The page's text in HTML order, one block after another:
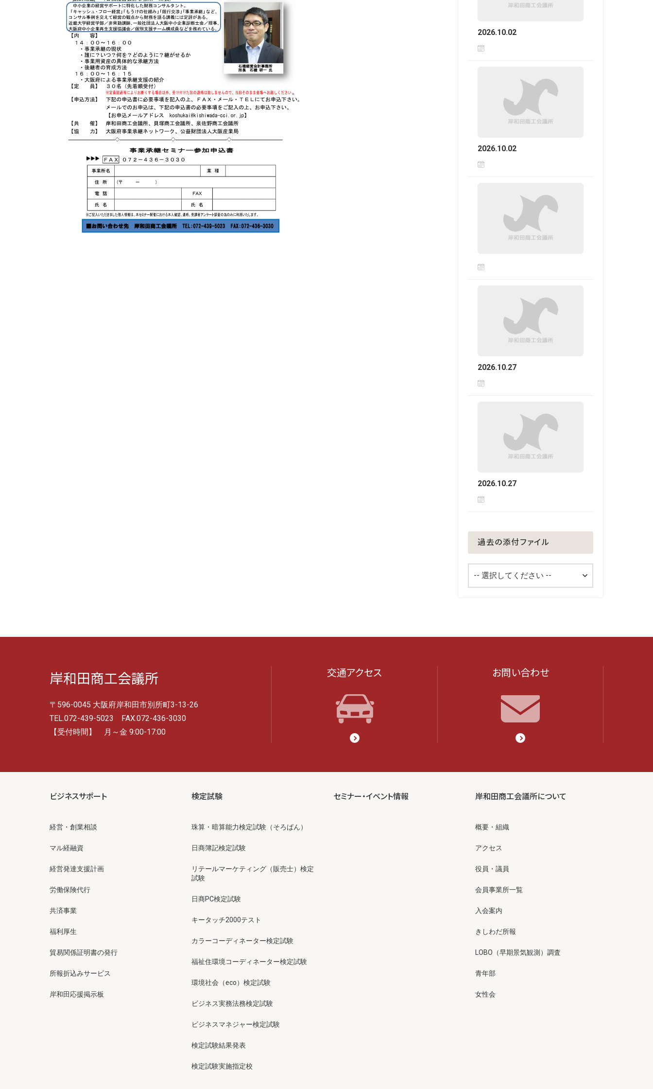
2026.10.02
2026.10.02
2026.10.27
2026.10.27
過去の添付ファイル
岸和田商工会議所
〒596-0045 大阪府岸和田市別所町3-13-26
TEL.072-439-5023 FAX.072-436-3030
【受付時間】 月～金 9:00-17:00
交通アクセス お問い合わせ
ビジネスサポート
経営・創業相談
マル経融資
経営発達支援計画
労働保険代行
共済事業
福利厚生
貿易関係証明書の発行
所報折込みサービス
岸和田応援掲示板
検定試験
珠算・暗算能力検定試験（そろばん）
日商簿記検定試験
リテールマーケティング（販売士）検定
試験
日商PC検定試験
キータッチ2000テスト
カラーコーディネーター検定試験
福祉住環境コーディネーター検定試験
環境社会（eco）検定試験
ビジネス実務法務検定試験
ビジネスマネジャー検定試験
検定試験結果発表
検定試験実施指定校
セミナー・イベント情報 岸和田商工会議所について
概要・組織
アクセス
役員・議員
会員事業所一覧
入会案内
きしわだ所報
LOBO（早期景気観測）調査
青年部
女性会